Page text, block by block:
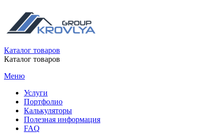
Каталог товаров
Каталог товаров
Меню
Услуги
Портфолио
Калькуляторы
Полезная информация
FAQ